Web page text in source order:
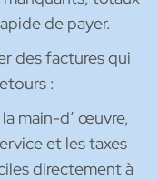
de payer.
des factures qui
:
main-d’ œuvre,
et les taxes
directement à